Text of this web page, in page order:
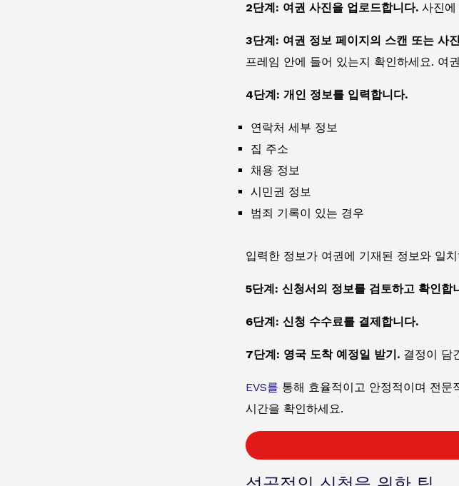
2단계: 여권 사진을 업로드합니다. 사진
3단계: 여권 정보 페이지의 스캔 또는 사
프레임 안에 들어 있는지 확인하세요. 여
4단계: 개인 정보를 입력합니다.
연락처 세부 정보
집 주소
채용 정보
시민권 정보
범죄 기록이 있는 경우
입력한 정보가 여권에 기재된 정보와 일
5단계: 신청서의 정보를 검토하고 확인합
6단계: 신청 수수료를 결제합니다.
7단계: 영국 도착 예정일 받기. 결정이 담
EVS를 통해 효율적이고 안정적이며 전
시간을 확인하세요.